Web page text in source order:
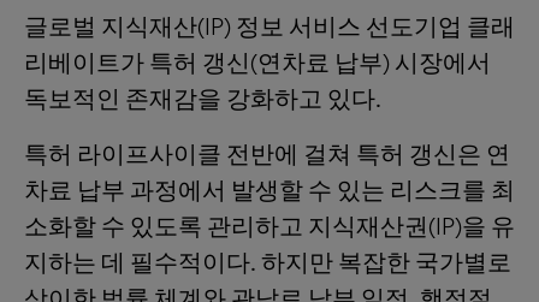
글로벌 지식재산(IP) 정보 서비스 선도기업 클래
리베이트가 특허 갱신(연차료 납부) 시장에서
독보적인 존재감을 강화하고 있다.
특허 라이프사이클 전반에 걸쳐 특허 갱신은 연
차료 납부 과정에서 발생할 수 있는 리스크를 최
소화할 수 있도록 관리하고 지식재산권(IP)을 유
지하는 데 필수적이다. 하지만 복잡한 국가별로